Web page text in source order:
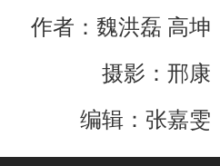
作者：魏洪磊 高坤
摄影：邢康
编辑：张嘉雯